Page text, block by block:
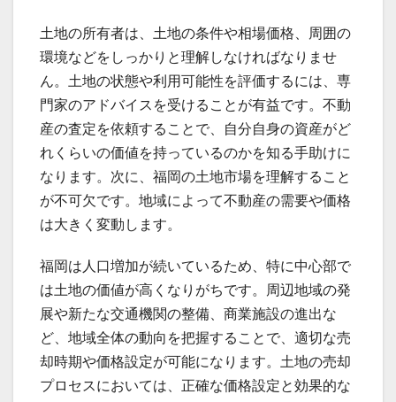
土地の所有者は、土地の条件や相場価格、周囲の
環境などをしっかりと理解しなければなりませ
ん。土地の状態や利用可能性を評価するには、専
門家のアドバイスを受けることが有益です。不動
産の査定を依頼することで、自分自身の資産がど
れくらいの価値を持っているのかを知る手助けに
なります。次に、福岡の土地市場を理解すること
が不可欠です。地域によって不動産の需要や価格
は大きく変動します。
福岡は人口増加が続いているため、特に中心部で
は土地の価値が高くなりがちです。周辺地域の発
展や新たな交通機関の整備、商業施設の進出な
ど、地域全体の動向を把握することで、適切な売
却時期や価格設定が可能になります。土地の売却
プロセスにおいては、正確な価格設定と効果的な